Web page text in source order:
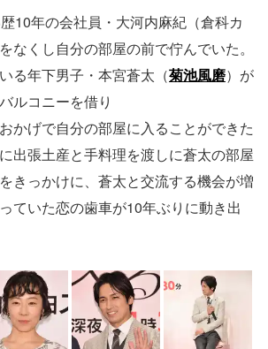
10年の会社員・大河内麻紀（倉科カ
なくし自分の部屋の前で佇んでいた。
る年下男子・本宮蒼太（菊池風磨）が
ルコニーを借り
かげで自分の部屋に入ることができた
出張土産と手料理を渡しに蒼太の部屋
きっかけに、蒼太と交流する機会が増
ていた恋の歯車が10年ぶりに動き出